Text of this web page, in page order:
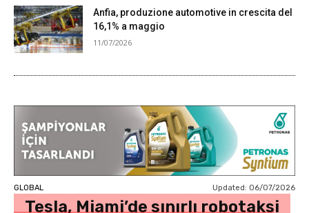
Anfia, produzione automotive in crescita del
16,1% a maggio
11/07/2026